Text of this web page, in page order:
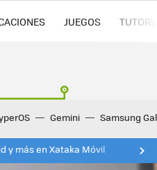
JUEGOS
Gemini Samsung
y más en Xataka Móvil